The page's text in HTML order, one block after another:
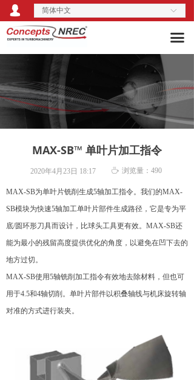
넙 ꀅ
简体中文
끀
关于我们
产品服务
行业解决方案
活动培训
技术博客
资料库
ꄘ 浏览量： 490
2020年4月23日 18:17
MAX-SB为单叶片铣削生成5轴加工指令。我们的MAX-
SB模块为快速5轴加工单叶片部件生成路径，它是专为平
底/圆环形刀具而设计，比球头工具更有效。MAX-SB还
能为最小的残留高度提供优化的角度，以避免在凹下去的
地方过切。
MAX-SB使用5轴铣削加工指令有效地去除材料，但也可
用于4.5和4轴切削。单叶片部件以积叠轴线与机床旋转轴
对准的方式进行装夹。
MAX-SB™ 单叶片加工指令